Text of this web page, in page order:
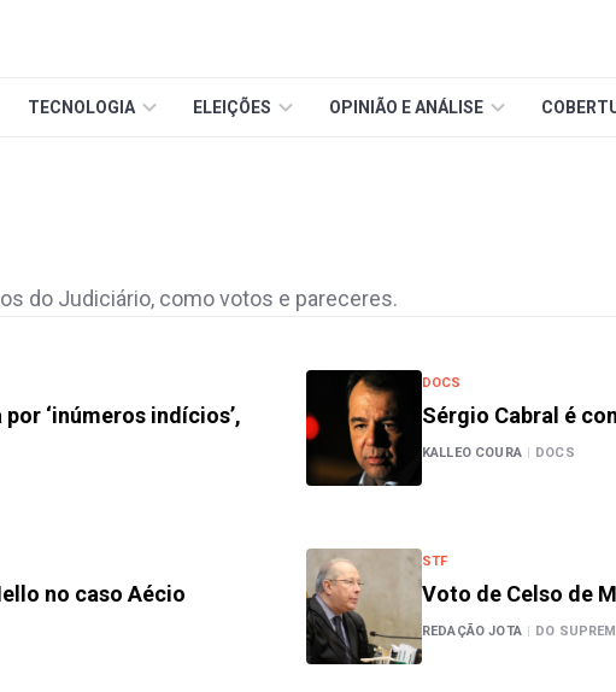
TECNOLOGIA ELEIÇÕES OPINIÃO E ANÁLISE
do Judiciário, como votos e pareceres.
‘inúmeros indícios’,
DOCS
Sérgio Cabral é
KALLEO COURA | DOCS
no caso Aécio
STF
Voto de Celso de
REDAÇÃO JOTA | DO